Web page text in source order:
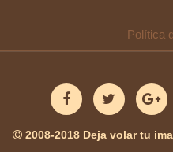
Política
2008-2018 Deja volar tu